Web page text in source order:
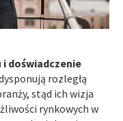
i doświadczenie
rozległą
stąd ich wizja
rynkowych w